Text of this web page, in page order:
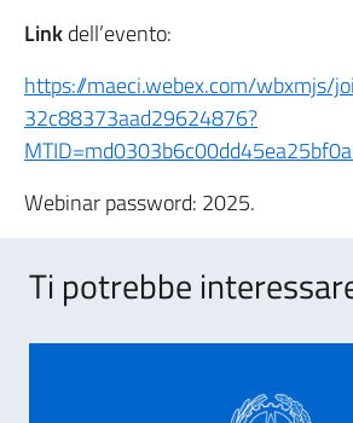
Linkdell’evento:
https://maeci.webex.com/
32c88373aad29624876?
Webinar password: 2025.
Ti potrebbe